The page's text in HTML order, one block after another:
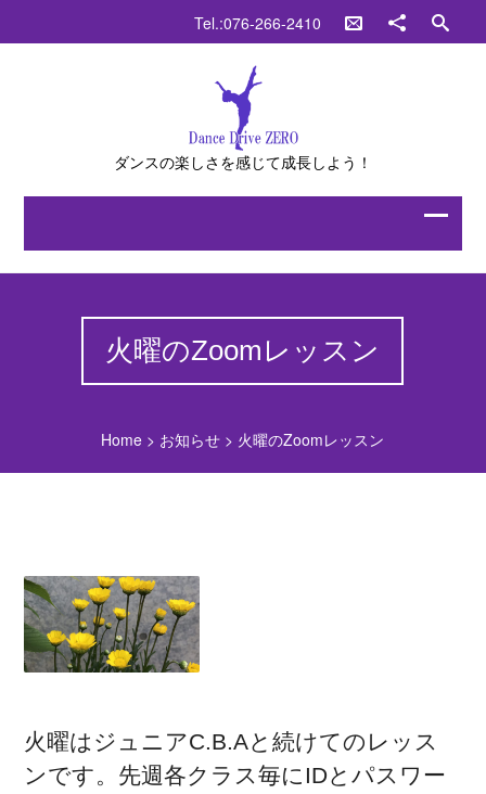
Tel.:076-266-2410
ダンスの楽しさを感じて成長しよう！
火曜のZoomレッスン
Home > お知らせ > 火曜のZoomレッスン
火曜はジュニアC.B.Aと続けてのレッス
ンです。先週各クラス毎にIDとパスワー